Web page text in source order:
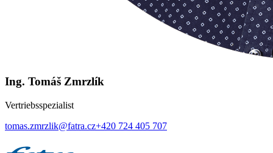
Ing. Tomáš Zmrzlík
Vertriebsspezialist
tomas.zmrzlik@fatra.cz+420 724 405 707